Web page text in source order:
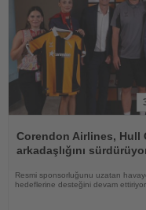
Oku
Corendon Airlines, Hull
arkadaşlığını
Resmi sponsorluğunu uzatan
hedeflerine desteğini devam ettiriyor